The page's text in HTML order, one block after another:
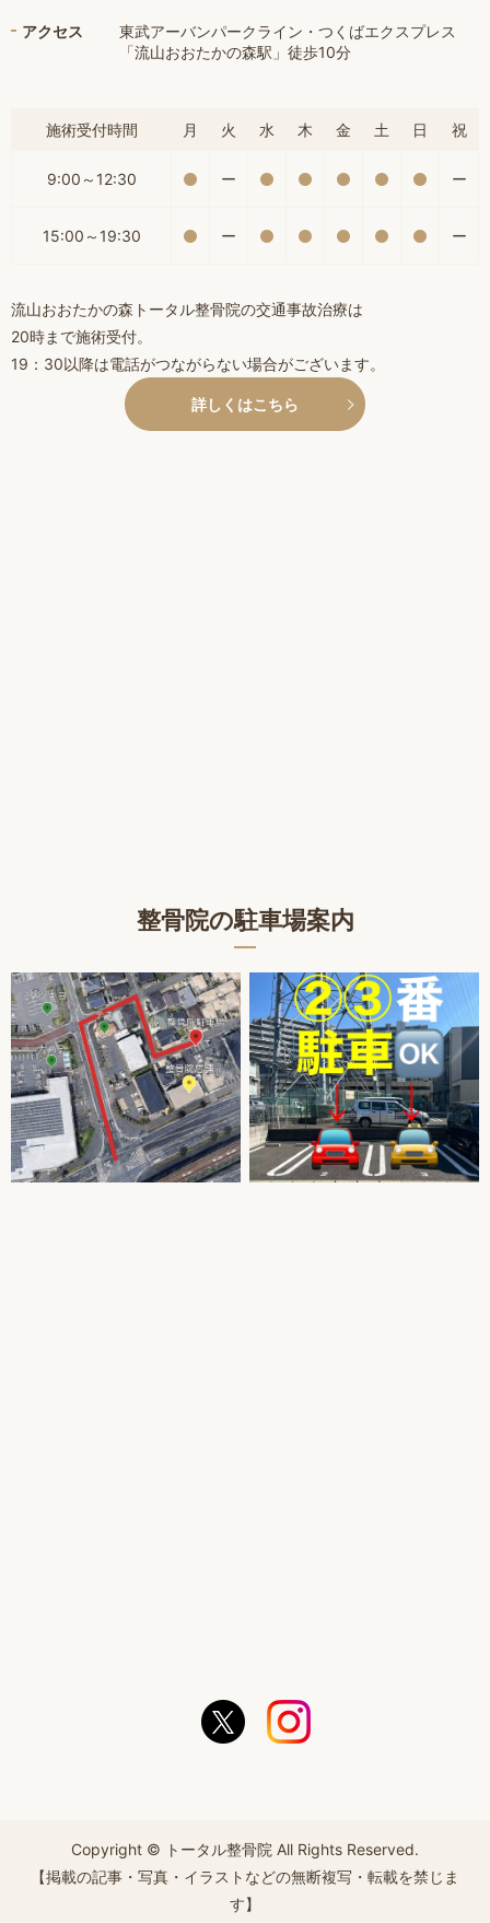
アクセス
東武アーバンパークライン・つくばエクスプレス
「流山おおたかの森駅」徒歩10分
施術受付時間 月 火 水 木 金 土 日 祝
9:00～12:30 ー ー
15:00～19:30 ー ー
流山おおたかの森トータル整骨院の交通事故治療は
20時まで施術受付。
19：30以降は電話がつながらない場合がございます。
詳しくはこちら
整骨院の駐車場案内
Copyright © トータル整骨院 All Rights Reserved.
【掲載の記事・写真・イラストなどの無断複写・転載を禁じま
す】